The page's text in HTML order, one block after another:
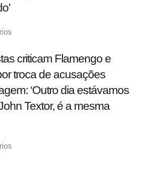
criticam Flamengo e
troca de acusações
‘Outro dia estávamos
Textor, é a mesma